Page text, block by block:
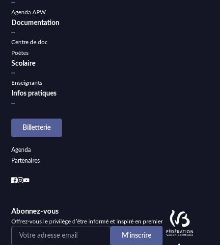
Agenda APW
Documentation
Centre de doc
Poètes
Scolaire
Enseignants
Infos pratiques
Billetterie
Agenda
Partenaires
Abonnez-vous
Offrez-vous le privilège d’être informé et inspiré en premier